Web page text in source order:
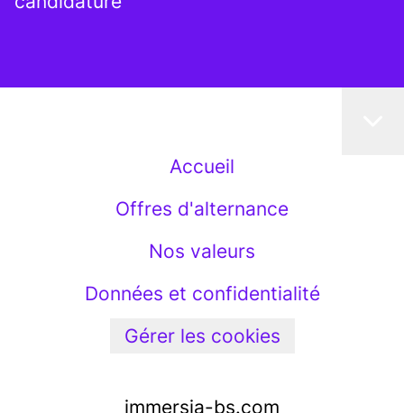
Accueil
Offres d'alternance
Nos valeurs
Données et confidentialité
Gérer les cookies
immersia-bs.com